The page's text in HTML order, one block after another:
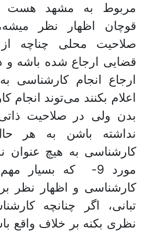
مربوط به مشهد هست
قوچان اظهار نظر
صلاحیت محلی چناچه
قضایی ارجاع شده باشه و
ارجاع انجام کارشناسی
اعلام بکنند می‌توند انجام
بدن ولی در صلاحیت
نداشته باشن به هر
کارشناسی به هیچ عنوان
مورد 9- که بسیار
کارشناسی و اظهار نظر
تبانی، اگر چنانچه
نظری بکنه بر خلاف واقع